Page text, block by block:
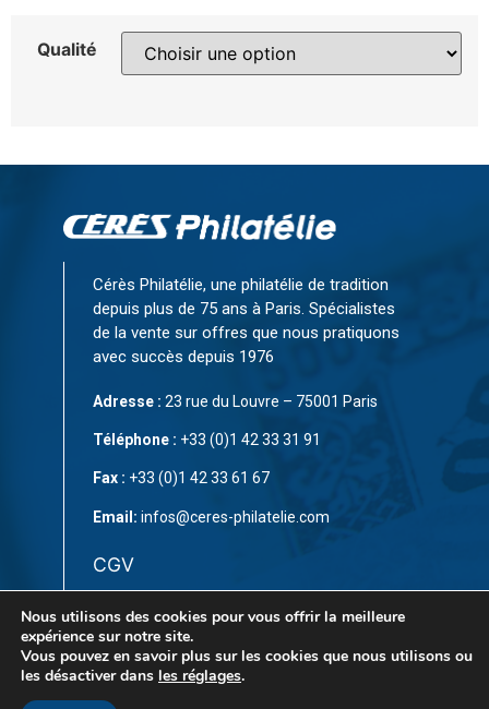
Qualité
Cérès Philatélie, une philatélie de tradition
depuis plus de 75 ans à Paris. Spécialistes
de la vente sur offres que nous pratiquons
avec succès depuis 1976
Adresse : 23 rue du Louvre – 75001 Paris
Téléphone : +33 (0)1 42 33 31 91
Fax : +33 (0)1 42 33 61 67
Email: infos@ceres-philatelie.com
CGV
Mentions légales
Contact
Nous utilisons des cookies pour vous offrir la meilleure
expérience sur notre site.
Vous pouvez en savoir plus sur les cookies que nous utilisons ou
les désactiver dans les réglages.